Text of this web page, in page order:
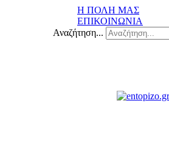
Η ΠΟΛΗ ΜΑΣ
ΕΠΙΚΟΙΝΩΝΙΑ
Αναζήτηση...